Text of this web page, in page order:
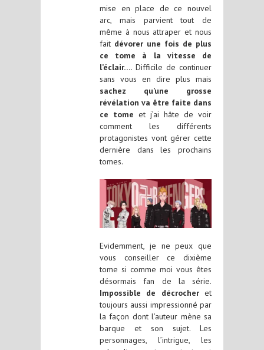
mise en place de ce nouvel
arc, mais parvient tout de
même à nous attraper et nous
fait dévorer une fois de plus
ce tome à la vitesse de
l’éclair…. Difficile de continuer
sans vous en dire plus mais
sachez qu’une grosse
révélation va être faite dans
ce tome et j’ai hâte de voir
comment les différents
protagonistes vont gérer cette
dernière dans les prochains
tomes.
Evidemment, je ne peux que
vous conseiller ce dixième
tome si comme moi vous êtes
désormais fan de la série.
Impossible de décrocheret
toujours aussi impressionné par
la façon dont l’auteur mène sa
barque et son sujet. Les
personnages, l’intrigue, les